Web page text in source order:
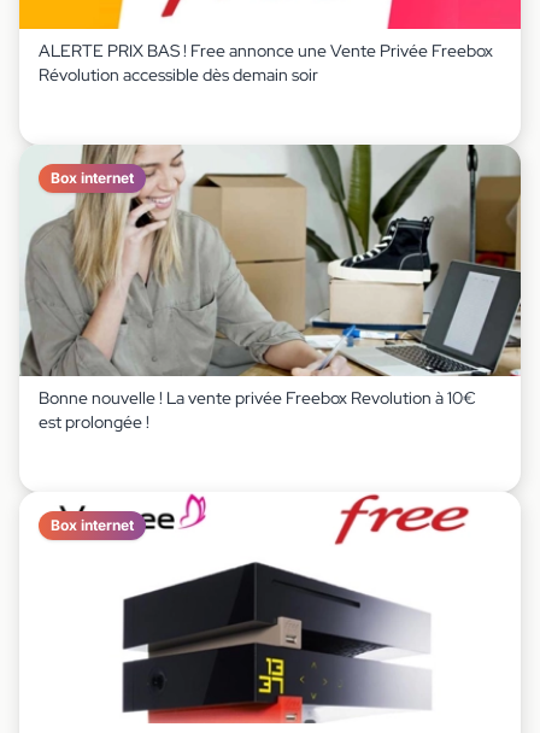
ALERTE PRIX BAS ! Free annonce une Vente Privée Freebox
Révolution accessible dès demain soir
Box internet
Bonne nouvelle ! La vente privée Freebox Revolution à 10€
est prolongée !
Box internet